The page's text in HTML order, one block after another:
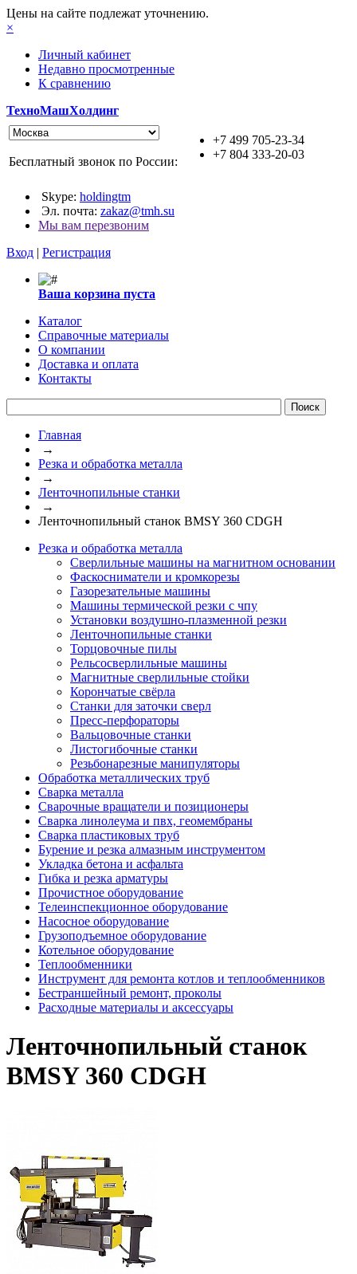
Цены на сайте подлежат уточнению.
×
Личный кабинет
Недавно просмотренные
К сравнению
ТехноМашХолдинг
+7 499 705-23-34
+7 804 333-20-03
Бесплатный звонок по России:
Skype: holdingtm
Эл. почта: zakaz@tmh.su
Мы вам перезвоним
Вход | Регистрация
Ваша корзина пуста
Каталог
Справочные материалы
О компании
Доставка и оплата
Контакты
Главная
→
Резка и обработка металла
→
Ленточнопильные станки
→
Ленточнопильный станок BMSY 360 CDGH
Резка и обработка металла
Сверлильные машины на магнитном основании
Фаскосниматели и кромкорезы
Газорезательные машины
Машины термической резки с чпу
Установки воздушно-плазменной резки
Ленточнопильные станки
Торцовочные пилы
Рельсосверлильные машины
Магнитные сверлильные стойки
Корончатые свёрла
Станки для заточки сверл
Пресс-перфораторы
Вальцовочные станки
Листогибочные станки
Резьбонарезные манипуляторы
Обработка металлических труб
Сварка металла
Сварочные вращатели и позиционеры
Сварка линолеума и пвх, геомембраны
Сварка пластиковых труб
Бурение и резка алмазным инструментом
Укладка бетона и асфальта
Гибка и резка арматуры
Прочистное оборудование
Телеинспекционное оборудование
Насосное оборудование
Грузоподъемное оборудование
Котельное оборудование
Теплообменники
Инструмент для ремонта котлов и теплообменников
Бестраншейный ремонт, проколы
Расходные материалы и аксессуары
Ленточнопильный станок
BMSY 360 CDGH